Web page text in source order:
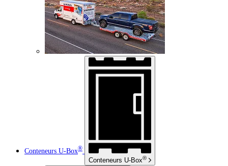
Conteneurs U-Box®
Conteneurs U-Box®